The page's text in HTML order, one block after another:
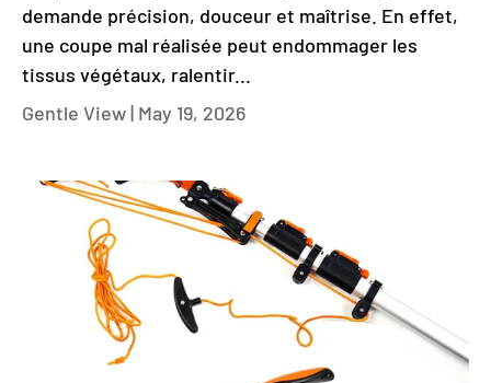
demande précision, douceur et maîtrise. En effet,
une coupe mal réalisée peut endommager les
tissus végétaux, ralentir...
Gentle View | May 19, 2026